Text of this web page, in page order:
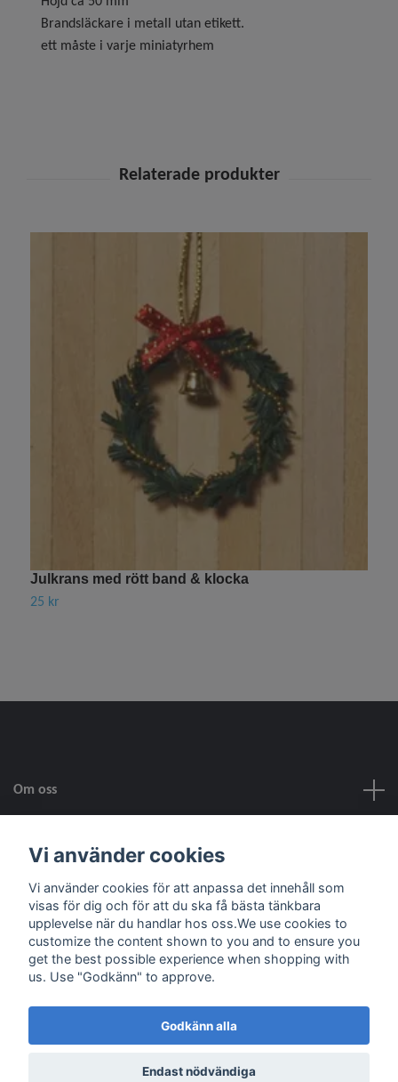
Brandsläckare i metall utan etikett.
ett måste i varje miniatyrhem
Julkrans med rött band & klocka
25 kr
Om oss
Fotmeny
Sociala medier
© 2026 Skala SkaparPowered by Quickbutik
Vi använder cookies
Vi använder cookies för att anpassa det innehåll som
visas för dig och för att du ska få bästa tänkbara
upplevelse när du handlar hos oss.We use cookies to
customize the content shown to you and to ensure you
get the best possible experience when shopping with
us. Use "Godkänn" to approve.
Godkänn alla
Endast nödvändiga